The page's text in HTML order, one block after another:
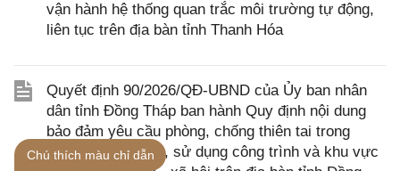
vận hành hệ thống quan trắc môi trường tự động,
liên tục trên địa bàn tỉnh Thanh Hóa
Quyết định 90/2026/QĐ-UBND của Ủy ban nhân
dân tỉnh Đồng Tháp ban hành Quy định nội dung
bảo đảm yêu cầu phòng, chống thiên tai trong
quản lý, vận hành, sử dụng công trình và khu vực
Chú thích màu chỉ dẫn